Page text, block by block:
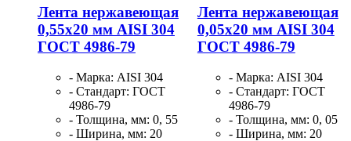
Лента нержавеющая
0,55х20 мм AISI 304
ГОСТ 4986-79
- Марка: AISI 304
- Стандарт: ГОСТ
4986-79
- Толщина, мм: 0, 55
- Ширина, мм: 20
Лента нержавеющая
0,05х20 мм AISI 304
ГОСТ 4986-79
- Марка: AISI 304
- Стандарт: ГОСТ
4986-79
- Толщина, мм: 0, 05
- Ширина, мм: 20